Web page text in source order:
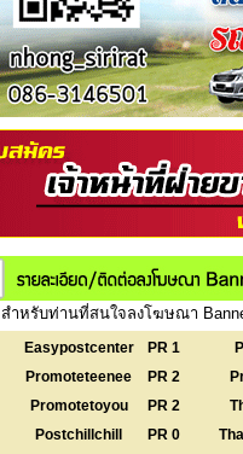
สำหรับท่านที่สนใจลงโฆษณา
Easypostcenter
PR 1
Promoteteenee
PR 2
Promotetoyou
PR 2
Postchillchill
PR 0